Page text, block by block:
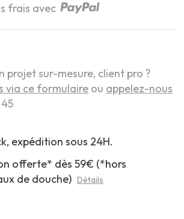
frais avec
projet sur-mesure, client pro ?
via ce formulaire ou appelez-nous
expédition sous 24H.
offerte* dès 59€ (*hors
de douche) Détails